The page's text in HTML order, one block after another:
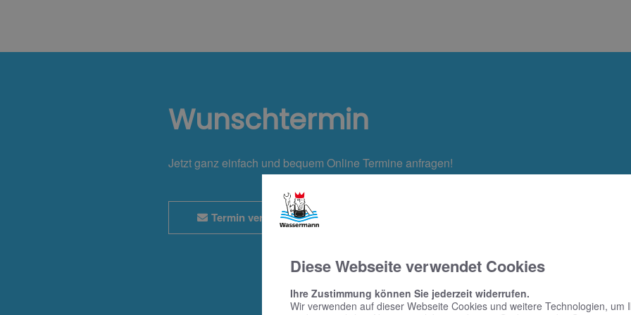
Wunschtermin
Jetzt ganz einfach und bequem Online Termine anfragen!
Termin vereinbaren
Diese Webseite verwendet Cookies
Ihre Zustimmung können Sie jederzeit widerrufen.
Wir verwenden auf dieser Webseite Cookies und weitere Technologien, um